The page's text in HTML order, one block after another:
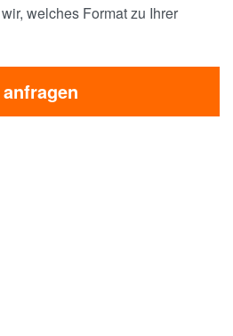
welches Format zu Ihrer